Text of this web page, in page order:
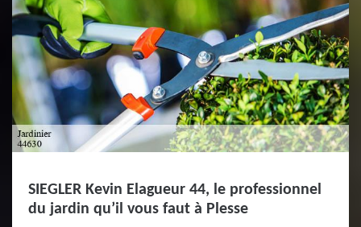
SIEGLER Kevin Elagueur 44, le professionnel
du jardin qu’il vous faut à Plesse